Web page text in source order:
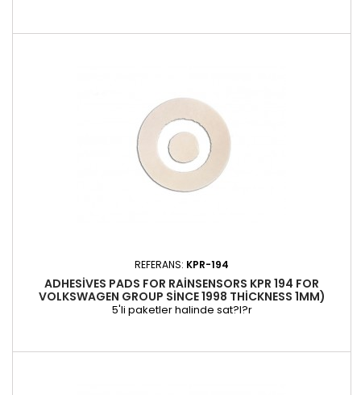
REFERANS: KPR-194
ADHESIVES PADS FOR RAINSENSORS KPR 194 FOR
VOLKSWAGEN GROUP SINCE 1998 THICKNESS 1MM)
5'li paketler halinde sat?l?r